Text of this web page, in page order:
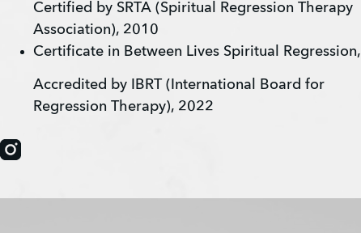
Certified by SRTA (Spiritual Regression Therapy
Association), 2010
Certificate in Between Lives Spiritual Regression,
Accredited by IBRT (International Board for
Regression Therapy), 2022